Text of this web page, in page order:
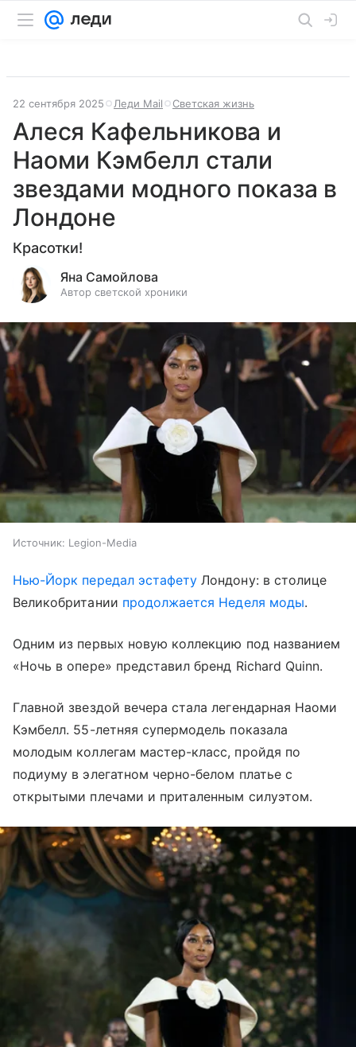
22 сентября 2025 Леди Mail Светская жизнь
Алеся Кафельникова и
Наоми Кэмбелл стали
звездами модного показа в
Лондоне
Красотки!
Яна Самойлова
Автор светской хроники
Источник: Legion-Media
Нью-Йорк передал эстафету Лондону: в столице
Великобритании продолжается Неделя моды.
Одним из первых новую коллекцию под названием
«Ночь в опере» представил бренд Richard Quinn.
Главной звездой вечера стала легендарная Наоми
Кэмбелл. 55-летняя супермодель показала
молодым коллегам мастер-класс, пройдя по
подиуму в элегатном черно-белом платье с
открытыми плечами и приталенным силуэтом.